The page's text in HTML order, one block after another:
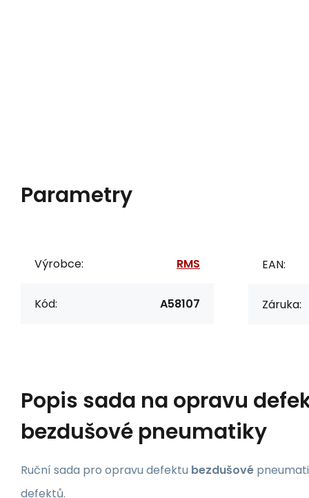
Parametry
Výrobce: RMS
Kód: A58107
EAN:
Záruka:
Popis sada na opravu
bezdušové pneumatiky
Ruční sada pro opravu defektu bezdušové
defektů.